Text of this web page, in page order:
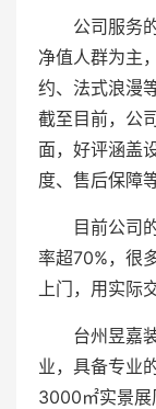
公司服务
净值人群为主
约、法式浪漫
截至目前，公
面，好评涵盖
度、售后保障
目前公司
率超70%，很
上门，用实际
台州昱嘉
业，具备专业
3000㎡实景展